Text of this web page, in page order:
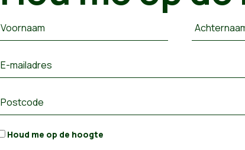
Voornaam
E-mailadres
Postcode
Houd me op de hoogte